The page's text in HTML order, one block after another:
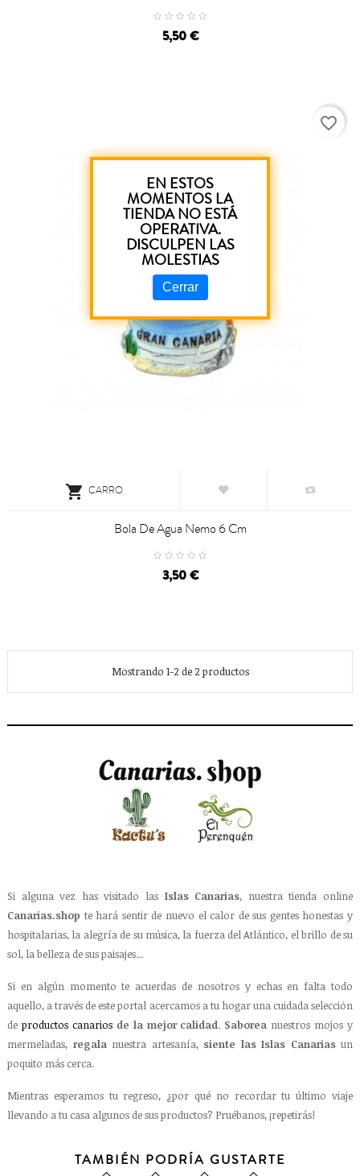
5,50 €
 CARRO
Bola De Agua Nemo 6 Cm
3,50 €
favorite_border
Mostrando 1-2 de 2 productos
Si alguna vez has visitado las Islas Canarias, nuestra tienda online
Canarias.shop te hará sentir de nuevo el calor de sus gentes honestas y
hospitalarias, la alegría de su música, la fuerza del Atlántico, el brillo de su
sol, la belleza de sus paisajes...
Si en algún momento te acuerdas de nosotros y echas en falta todo
aquello, a través de este portal acercamos a tu hogar una cuidada selección
de productos canariosde la mejor calidad. Saborea nuestros mojos y
mermeladas, regalanuestra artesanía, siente las Islas Canariasun
poquito más cerca.
Mientras esperamos tu regreso, ¿por qué no recordar tu último viaje
llevando a tu casa algunos de sus productos? Pruébanos, ¡repetirás!
TAMBIÉN PODRÍA GUSTARTE
EN ESTOS
MOMENTOS LA
TIENDA NO ESTÁ
OPERATIVA.
DISCULPEN LAS
MOLESTIAS
Cerrar